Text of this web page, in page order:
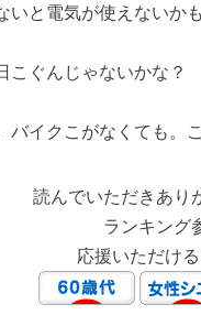
と電気が使えないか
こぐんじゃないかな？
イクこがなくても。
読んでいただきあり
ランキング
応援いただけ